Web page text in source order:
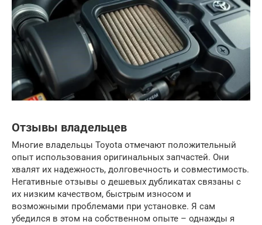
Отзывы владельцев
Многие владельцы Toyota отмечают положительный
опыт использования оригинальных запчастей. Они
хвалят их надежность, долговечность и совместимость.
Негативные отзывы о дешевых дубликатах связаны с
их низким качеством, быстрым износом и
возможными проблемами при установке. Я сам
убедился в этом на собственном опыте – однажды я